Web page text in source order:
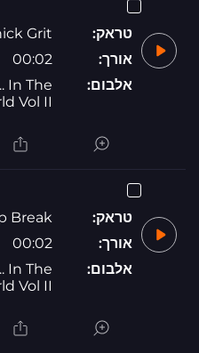
טראק:
Grit
אורך:
00:02
אלבום:
In The
Vol II
טראק:
Break
אורך:
00:02
אלבום:
In The
Vol II